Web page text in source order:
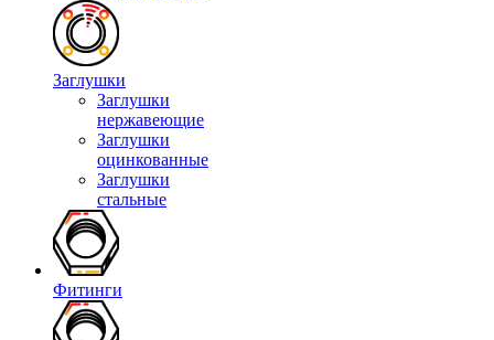
Заглушки
Заглушки
нержавеющие
Заглушки
оцинкованные
Заглушки
стальные
Фитинги